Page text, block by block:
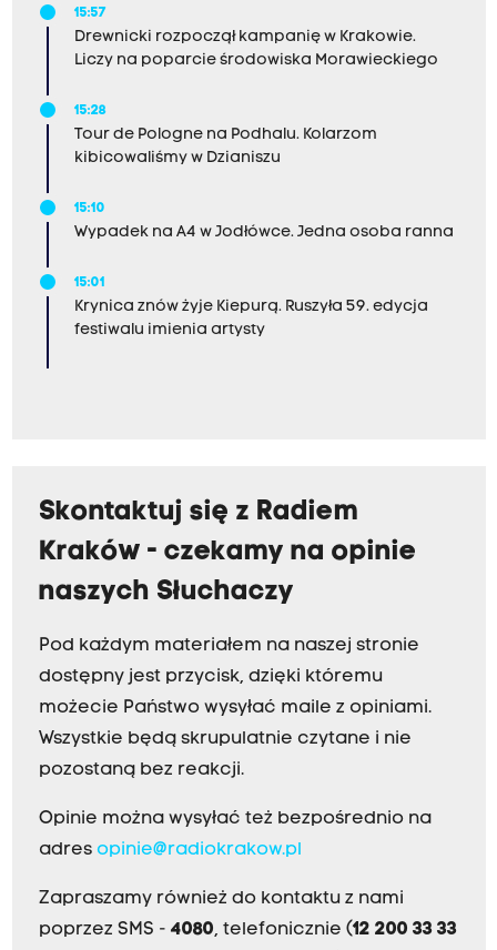
15:57
Drewnicki rozpoczął kampanię w Krakowie.
Liczy na poparcie środowiska Morawieckiego
15:28
Tour de Pologne na Podhalu. Kolarzom
kibicowaliśmy w Dzianiszu
15:10
Wypadek na A4 w Jodłówce. Jedna osoba ranna
15:01
Krynica znów żyje Kiepurą. Ruszyła 59. edycja
festiwalu imienia artysty
Skontaktuj się z Radiem
Kraków - czekamy na opinie
naszych Słuchaczy
Pod każdym materiałem na naszej stronie
dostępny jest przycisk, dzięki któremu
możecie Państwo wysyłać maile z opiniami.
Wszystkie będą skrupulatnie czytane i nie
pozostaną bez reakcji.
Opinie można wysyłać też bezpośrednio na
adres opinie@radiokrakow.pl
Zapraszamy również do kontaktu z nami
poprzez SMS - 4080, telefonicznie (12 200 33 33